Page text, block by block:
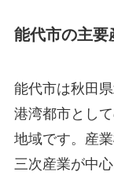
能代市の主要
能代市は秋田
港湾都市とし
地域です。産
三次産業が中